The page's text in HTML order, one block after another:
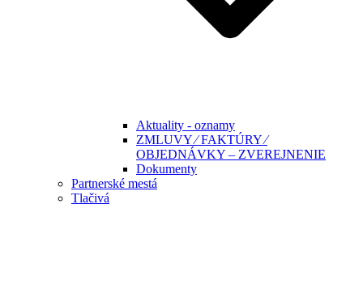
Aktuality - oznamy
ZMLUVY ⁄ FAKTÚRY ⁄
OBJEDNÁVKY – ZVEREJNENIE
Dokumenty
Partnerské mestá
Tlačivá